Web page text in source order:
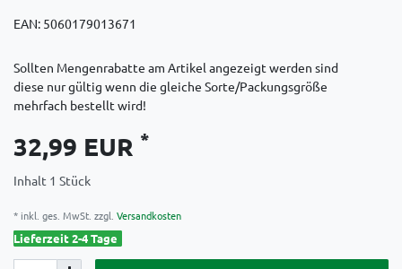
EAN: 5060179013671
Sollten Mengenrabatte am Artikel angezeigt werden sind
diese nur gültig wenn die gleiche Sorte/Packungsgröße
mehrfach bestellt wird!
32,99 EUR *
Inhalt 1 Stück
* inkl. ges. MwSt. zzgl. Versandkosten
Lieferzeit 2-4 Tage